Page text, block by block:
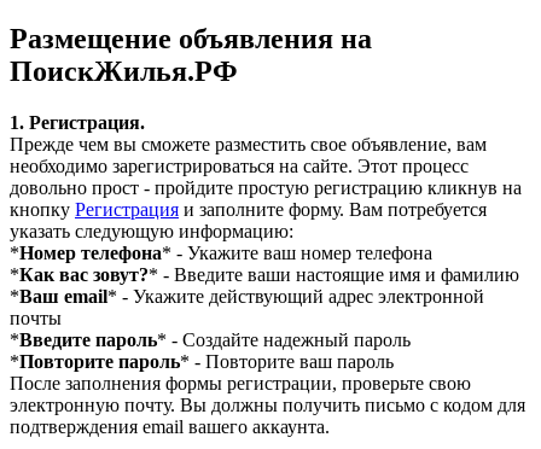
Размещение объявления на
ПоискЖилья.РФ
1. Регистрация.
Прежде чем вы сможете разместить свое объявление, вам
необходимо зарегистрироваться на сайте. Этот процесс
довольно прост - пройдите простую регистрацию кликнув на
кнопку Регистрация и заполните форму. Вам потребуется
указать следующую информацию:
*Номер телефона* - Укажите ваш номер телефона
*Как вас зовут?* - Введите ваши настоящие имя и фамилию
*Ваш email* - Укажите действующий адрес электронной
почты
*Введите пароль* - Создайте надежный пароль
*Повторите пароль* - Повторите ваш пароль
После заполнения формы регистрации, проверьте свою
электронную почту. Вы должны получить письмо с кодом для
подтверждения email вашего аккаунта.